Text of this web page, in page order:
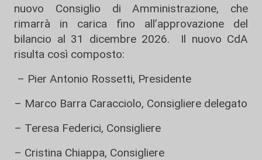
nuovo Consiglio di Amministrazione, che
rimarrà in carica fino all’approvazione del
bilancio al 31 dicembre 2026. Il nuovo CdA
risulta così composto:
– Pier Antonio Rossetti, Presidente
– Marco Barra Caracciolo, Consigliere delegato
– Teresa Federici, Consigliere
– Cristina Chiappa, Consigliere